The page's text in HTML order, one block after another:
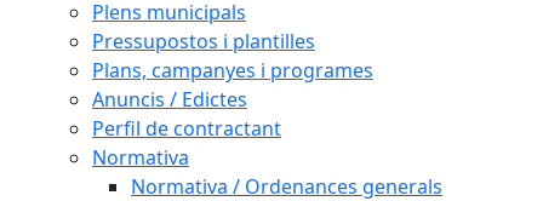
Plens municipals
Pressupostos i plantilles
Plans, campanyes i programes
Anuncis / Edictes
Perfil de contractant
Normativa
Normativa / Ordenances generals